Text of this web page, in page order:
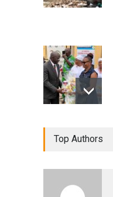
Top Authors